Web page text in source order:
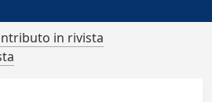
in rivista